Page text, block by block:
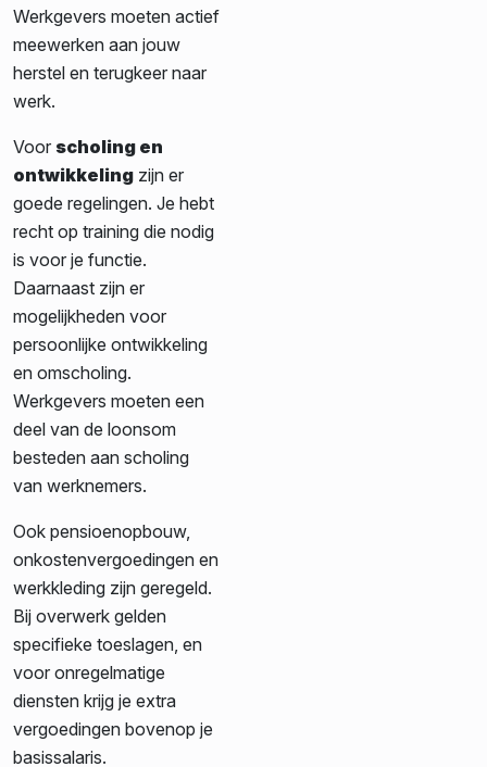
Werkgevers moeten actief
meewerken aan jouw
herstel en terugkeer naar
werk.
Voor scholing en
ontwikkeling zijn er
goede regelingen. Je hebt
recht op training die nodig
is voor je functie.
Daarnaast zijn er
mogelijkheden voor
persoonlijke ontwikkeling
en omscholing.
Werkgevers moeten een
deel van de loonsom
besteden aan scholing
van werknemers.
Ook pensioenopbouw,
onkostenvergoedingen en
werkkleding zijn geregeld.
Bij overwerk gelden
specifieke toeslagen, en
voor onregelmatige
diensten krijg je extra
vergoedingen bovenop je
basissalaris.